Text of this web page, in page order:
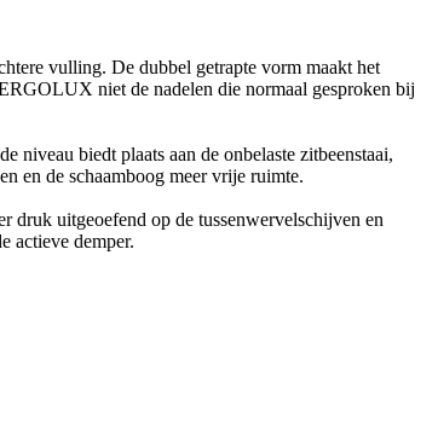
vulling. De dubbel getrapte vorm maakt het
niet de nadelen die normaal gesproken bij
niveau biedt plaats aan de onbelaste zitbeenstaai,
en de schaamboog meer vrije ruimte.
druk uitgeoefend op de tussenwervelschijven en
actieve demper.